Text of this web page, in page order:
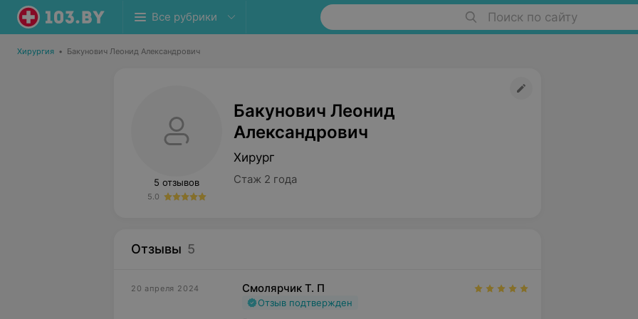
Все рубрики Поиск по сайту
Хирургия • Бакунович Леонид Александрович
5 отзывов
5.0
Бакунович Леонид
Александрович
Хирург
Стаж 2 года
Отзывы 5
20 апреля 2024 Смолярчик Т. П
Отзыв подтвержден